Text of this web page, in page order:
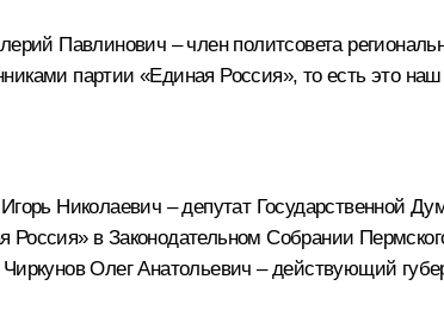
Павлинович – член политсовета
партии «Единая Россия», то есть это наш
Николаевич – депутат Государственной
в Законодательном Собрании
Олег Анатольевич – действующий